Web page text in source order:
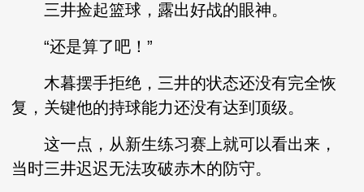
三井捡起篮球，露出好战的眼神。
“还是算了吧！”
木暮摆手拒绝，三井的状态还没有完全恢
复，关键他的持球能力还没有达到顶级。
这一点，从新生练习赛上就可以看出来，
当时三井迟迟无法攻破赤木的防守。